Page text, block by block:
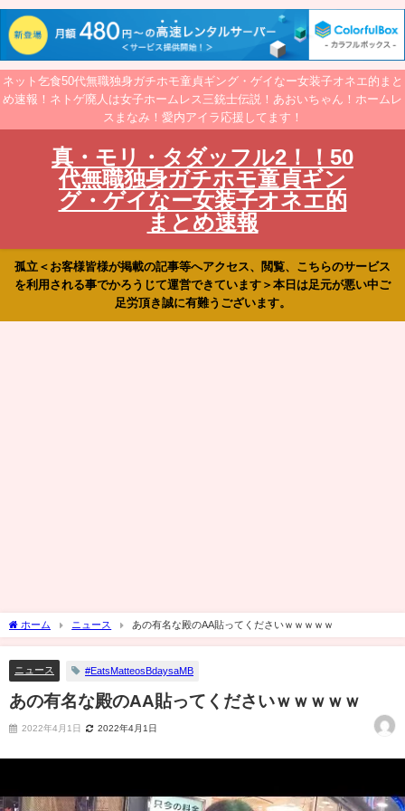
ネット乞食50代無職独身ガチホモ童貞ギング・ゲイなー女装子オネエ的まと
め速報！ネトゲ廃人は女子ホームレス三銃士伝説！あおいちゃん！ホームレ
スまなみ！愛内アイラ応援してます！
真・モリ・タダッフル2！！50
代無職独身ガチホモ童貞ギン
グ・ゲイなー女装子オネエ的
まとめ速報
孤立＜お客様皆様が掲載の記事等へアクセス、閲覧、こちらのサービス
を利用される事でかろうじて運営できています＞本日は足元が悪い中ご
足労頂き誠に有難うございます。
ホーム ニュース あの有名な殿のAA貼ってくださいｗｗｗｗｗ
ニュース #EatsMatteosBdaysaMB
あの有名な殿のAA貼ってくださいｗｗｗｗｗ
2022年4月1日 2022年4月1日